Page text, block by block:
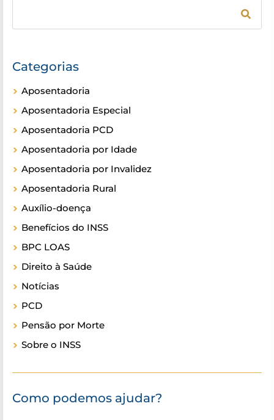
Categorias
Aposentadoria
Aposentadoria Especial
Aposentadoria PCD
Aposentadoria por Idade
Aposentadoria por Invalidez
Aposentadoria Rural
Auxílio-doença
Benefícios do INSS
BPC LOAS
Direito à Saúde
Notícias
PCD
Pensão por Morte
Sobre o INSS
Como podemos ajudar?